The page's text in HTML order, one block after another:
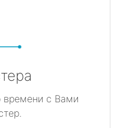
времени с Вами